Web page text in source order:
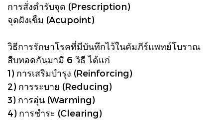
การสั่งตำรับจุด (Prescription)
จุดฝังเข็ม (Acupoint)
วิธีการรักษาโรคที่มีบันทึกไว้ในคัมภีร์แพทย์โบราณ
สืบทอดกันมามี 6 วิธี ได้แก่
1) การเสริมบำรุง (Reinforcing)
2) การระบาย (Reducing)
3) การอุ่น (Warming)
4) การชำระ (Clearing)